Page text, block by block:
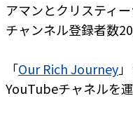
アマンとクリスティ
チャンネル登録者数
「Our Rich Journey
YouTubeチャネルを